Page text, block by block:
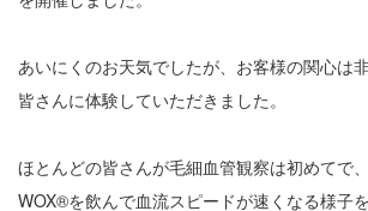
あいにくのお天気でしたが、お客様の関心は
皆さんに体験していただきました。
ほとんどの皆さんが毛細血管観察は初めてで、
WOX®を飲んで血流スピードが速くなる様子